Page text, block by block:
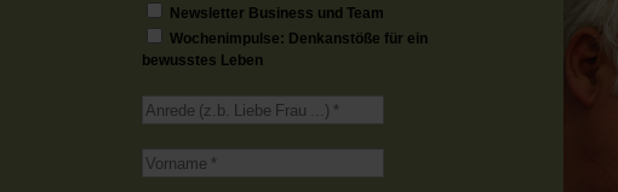
Newsletter Business und Team
Wochenimpulse: Denkanstöße für ein
bewusstes Leben